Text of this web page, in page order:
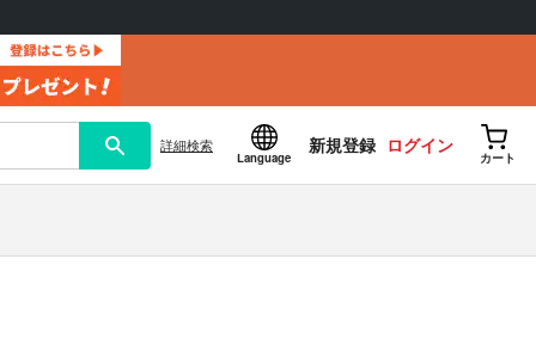
詳細検索
Language
新規登録 ログイン
カート